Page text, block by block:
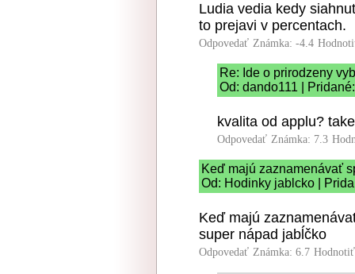
Ludia vedia kedy
to prejavi v percentach.
Odpovedať Známka: -4.4
Re: Ide o prirodzeny
Od: dando111 |
kvalita od applu?
Odpovedať Známka: 7.3
Keď majú zaznamenávať
Od: Hodinky jablcko |
Keď majú
super nápad jabĺčko
Odpovedať Známka: 6.7